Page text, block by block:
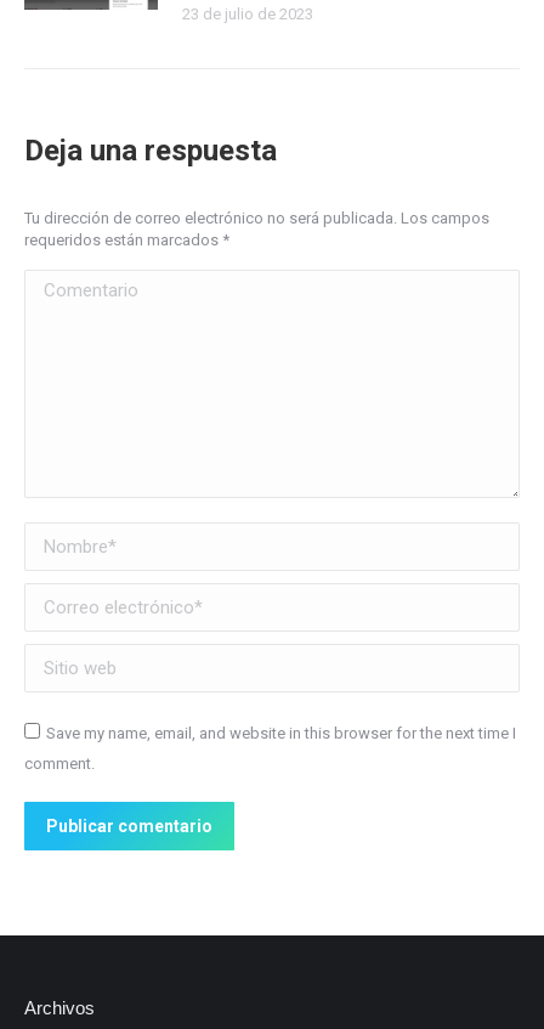
23 de julio de 2023
Deja una respuesta
Tu dirección de correo electrónico no será publicada. Los campos
requeridos están marcados *
Comentario
Nombre *
Correo electrónico *
Sitio web
Save my name, email, and website in this browser for the next time I
comment.
Publicar comentario
Archivos